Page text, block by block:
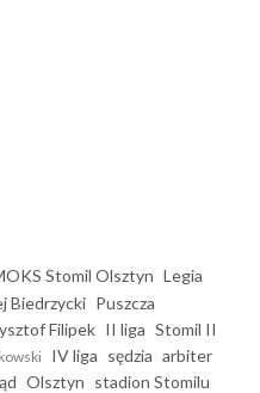
Stomil Olsztyn Legia
Biedrzycki Puszcza
Filipek II liga Stomil II
IV liga sędzia arbiter
Olsztyn stadion Stomilu